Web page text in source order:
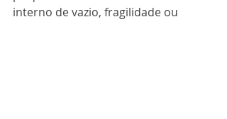
interno de vazio, fragilidade ou